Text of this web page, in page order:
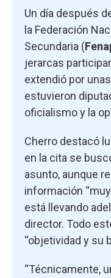
Un día después
la Federación
Secundaria (
jerarcas
extendió por
estuvieron
oficialismo y la
Cherro destacó
en la cita se
asunto, aunque
información
está llevando
director. Todo
“objetividad y su
“Técnicamente,